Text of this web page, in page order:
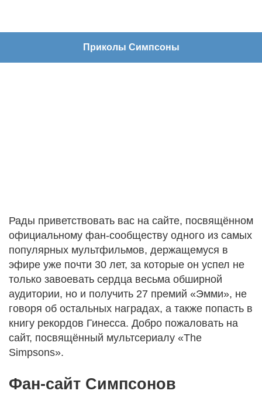
Приколы Симпсоны
Рады приветствовать вас на сайте, посвящённом
официальному фан-сообществу одного из самых
популярных мультфильмов, держащемуся в
эфире уже почти 30 лет, за которые он успел не
только завоевать сердца весьма обширной
аудитории, но и получить 27 премий «Эмми», не
говоря об остальных наградах, а также попасть в
книгу рекордов Гинесса. Добро пожаловать на
сайт, посвящённый мультсериалу «The
Simpsons».
Фан-сайт Симпсонов